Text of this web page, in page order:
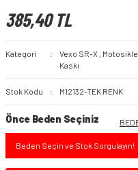
385,40 TL
Kategori Vexo SR-X ,
Kaskı
Stok Kodu M12132-TEK RENK
Önce Beden Seçiniz
Beden Seçin ve Stok Sorgulayın!